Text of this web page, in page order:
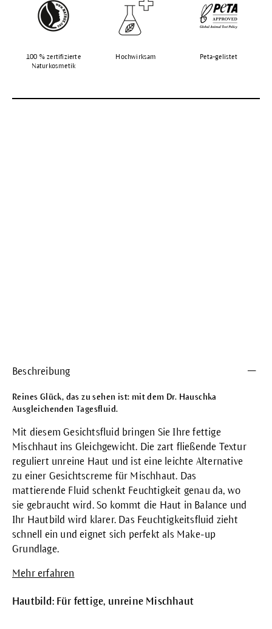
100 % zertifizierte
Naturkosmetik
Hochwirksam Peta-gelistet
Beschreibung
Reines Glück, das zu sehen ist: mit dem Dr. Hauschka
Ausgleichenden Tagesfluid.
Mit diesem Gesichtsfluid bringen Sie Ihre fettige
Mischhaut ins Gleichgewicht. Die zart fließende Textur
reguliert unreine Haut und ist eine leichte Alternative
zu einer Gesichtscreme für Mischhaut. Das
mattierende Fluid schenkt Feuchtigkeit genau da, wo
sie gebraucht wird. So kommt die Haut in Balance und
Ihr Hautbild wird klarer. Das Feuchtigkeitsfluid zieht
schnell ein und eignet sich perfekt als Make-up
Grundlage.
Mehr erfahren
Hautbild: Für fettige, unreine Mischhaut